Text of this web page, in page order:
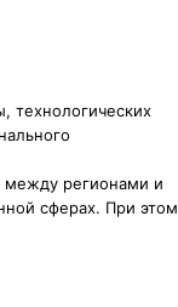
технологических
между регионами и
сферах. При этом